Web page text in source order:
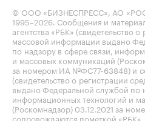
© ООО «БИЗНЕСПРЕСС», АО
1995–2026 . Сообщения и
агентства «РБК» (свидетельство
массовой информации выдано
по надзору в сфере связи,
и массовых коммуникаций
за номером ИА №ФС77-63848) и
(свидетельство о регистрации
выдано Федеральной службой по
информационных технологий и
(Роскомнадзор) 03.12.2021 за
сопровождаются пометкой «РБК».